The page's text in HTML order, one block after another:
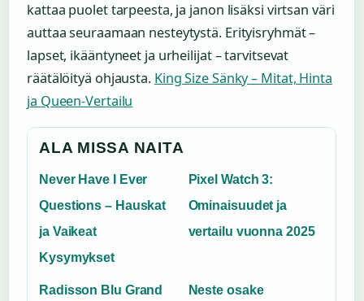
kattaa puolet tarpeesta, ja janon lisäksi virtsan väri
auttaa seuraamaan nesteytystä. Erityisryhmät –
lapset, ikääntyneet ja urheilijat – tarvitsevat
räätälöityä ohjausta. King Size Sänky – Mitat, Hinta
ja Queen-Vertailu
ALA MISSA NAITA
Never Have I Ever
Questions – Hauskat
ja Vaikeat
Kysymykset
Pixel Watch 3:
Ominaisuudet ja
vertailu vuonna 2025
Radisson Blu Grand
Neste osake